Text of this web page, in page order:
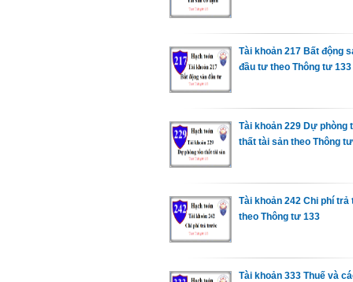
Tài khoản 217 Bất động
đầu tư theo Thông tư 133
Tài khoản 229 Dự phòng
thất tài sản theo Thông
Tài khoản 242 Chi phí
theo Thông tư 133
Tài khoản 333 Thuế và